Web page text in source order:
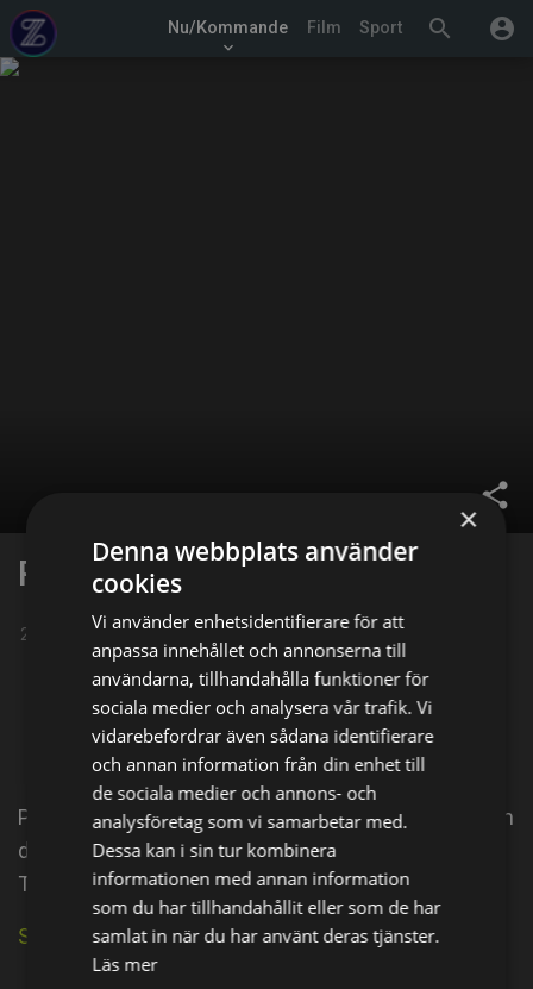
search account_circle
Nu/Kommande
keyboard_arrow_down
Film Sport
share
Patrick Brice
23-04-1983
Facebook X E-postadress
Patrick Brice (born April 23, 1983) is an American film
director, actor, and screenwriter, known for the films
The Overnight and Creep.
Se källa på IMDb
×
Denna webbplats använder
cookies
Vi använder enhetsidentifierare för att
anpassa innehållet och annonserna till
användarna, tillhandahålla funktioner för
sociala medier och analysera vår trafik. Vi
vidarebefordrar även sådana identifierare
och annan information från din enhet till
de sociala medier och annons- och
analysföretag som vi samarbetar med.
Dessa kan i sin tur kombinera
informationen med annan information
som du har tillhandahållit eller som de har
samlat in när du har använt deras tjänster.
Läs mer